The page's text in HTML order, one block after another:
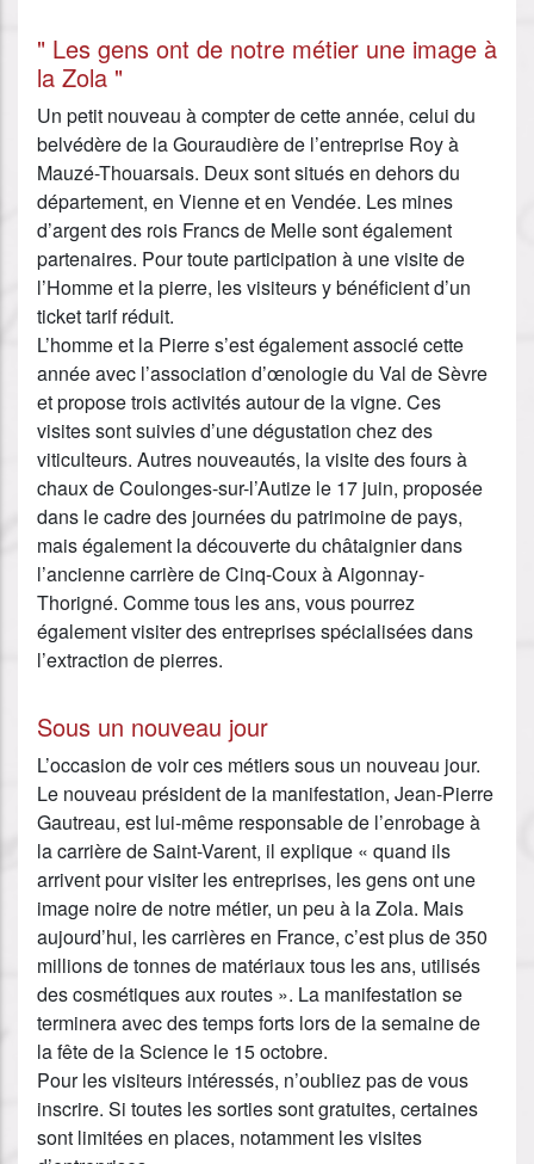
" Les gens ont de notre métier une image à
la Zola "
Un petit nouveau à compter de cette année, celui du
belvédère de la Gouraudière de l’entreprise Roy à
Mauzé-Thouarsais. Deux sont situés en dehors du
département, en Vienne et en Vendée. Les mines
d’argent des rois Francs de Melle sont également
partenaires. Pour toute participation à une visite de
l’Homme et la pierre, les visiteurs y bénéficient d’un
ticket tarif réduit.
L’homme et la Pierre s’est également associé cette
année avec l’association d’œnologie du Val de Sèvre
et propose trois activités autour de la vigne. Ces
visites sont suivies d’une dégustation chez des
viticulteurs. Autres nouveautés, la visite des fours à
chaux de Coulonges-sur-l’Autize le 17 juin, proposée
dans le cadre des journées du patrimoine de pays,
mais également la découverte du châtaignier dans
l’ancienne carrière de Cinq-Coux à Aigonnay-
Thorigné. Comme tous les ans, vous pourrez
également visiter des entreprises spécialisées dans
l’extraction de pierres.
Sous un nouveau jour
L’occasion de voir ces métiers sous un nouveau jour.
Le nouveau président de la manifestation, Jean-Pierre
Gautreau, est lui-même responsable de l’enrobage à
la carrière de Saint-Varent, il explique « quand ils
arrivent pour visiter les entreprises, les gens ont une
image noire de notre métier, un peu à la Zola. Mais
aujourd’hui, les carrières en France, c’est plus de 350
millions de tonnes de matériaux tous les ans, utilisés
des cosmétiques aux routes ». La manifestation se
terminera avec des temps forts lors de la semaine de
la fête de la Science le 15 octobre.
Pour les visiteurs intéressés, n’oubliez pas de vous
inscrire. Si toutes les sorties sont gratuites, certaines
sont limitées en places, notamment les visites